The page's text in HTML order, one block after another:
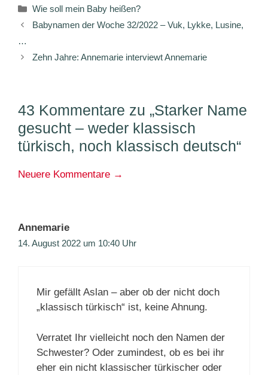
Kategorien
Wie soll mein Baby heißen?
Babynamen der Woche 32/2022 – Vuk, Lykke, Lusine,
…
Zehn Jahre: Annemarie interviewt Annemarie
43 Kommentare zu „Starker Name
gesucht – weder klassisch
türkisch, noch klassisch deutsch“
Kommentarnavigation
Neuere Kommentare →
Annemarie
14. August 2022 um 10:40 Uhr
Mir gefällt Aslan – aber ob der nicht doch
„klassisch türkisch“ ist, keine Ahnung.
Verratet Ihr vielleicht noch den Namen der
Schwester? Oder zumindest, ob es bei ihr
eher ein nicht klassischer türkischer oder